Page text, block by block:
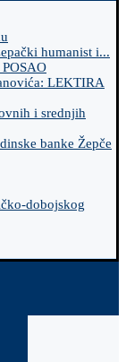
humanist i...
LEKTIRA
i srednjih
banke Žepče
dobojskog